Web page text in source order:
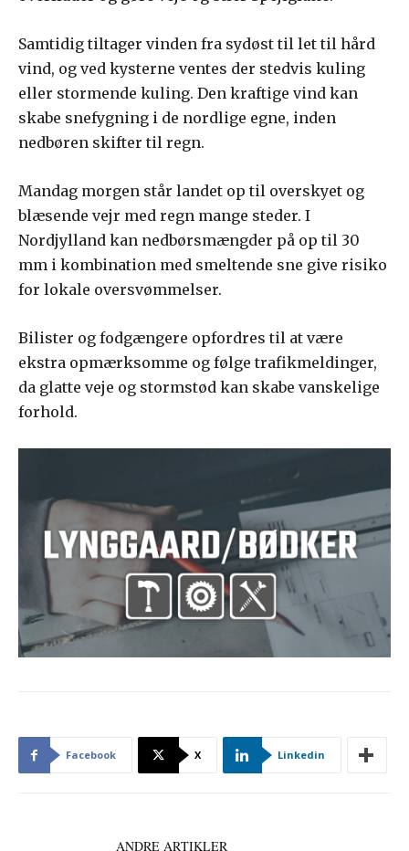
Samtidig tiltager vinden fra sydøst til let til hård
vind, og ved kysterne ventes der stedvis kuling
eller stormende kuling. Den kraftige vind kan
skabe snefygning i de nordlige egne, inden
nedbøren skifter til regn.
Mandag morgen står landet op til overskyet og
blæsende vejr med regn mange steder. I
Nordjylland kan nedbørsmængder på op til 30
mm i kombination med smeltende sne give risiko
for lokale oversvømmelser.
Bilister og fodgængere opfordres til at være
ekstra opmærksomme og følge trafikmeldinger,
da glatte veje og stormstød kan skabe vanskelige
forhold.
Facebook X Linkedin
ANDRE ARTIKLER